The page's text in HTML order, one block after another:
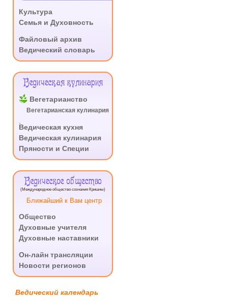
Культура
Семья и Духовность
Файловый архив
Ведический словарь
Ведическая кулинария
Вегетарианство
Вегетарианская кулинария
.
Ведическая кухня
Ведическая кулинария
Пряности и Специи
Ведическое общество
(Международное общество сознания Кришны)
Ближайший к Вам центр
Общество
Духовные учителя
Духовные наставники
Он-лайн трансляции
Новости регионов
Ведический календарь